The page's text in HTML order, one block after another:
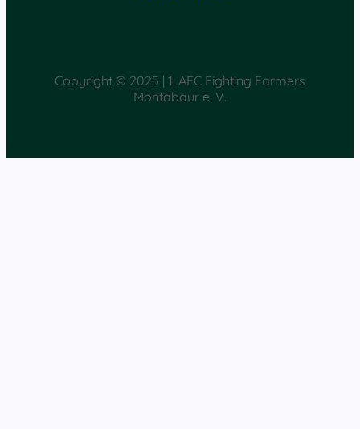
Copyright © 2025 | 1. AFC Fighting Farmers
Montabaur e. V.